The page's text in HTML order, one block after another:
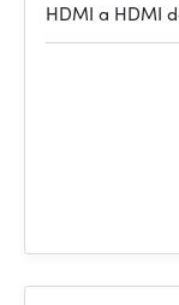
HDMI a HDMI